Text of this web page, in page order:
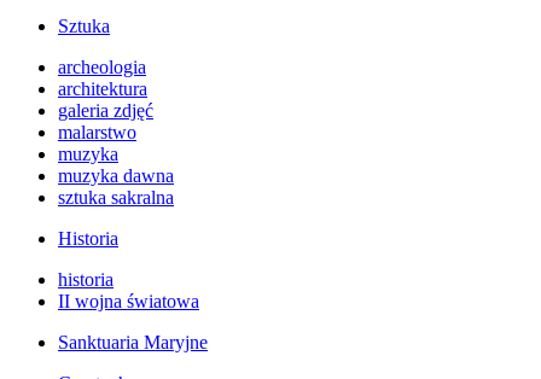
Sztuka
archeologia
architektura
galeria zdjęć
malarstwo
muzyka
muzyka dawna
sztuka sakralna
Historia
historia
II wojna światowa
Sanktuaria Maryjne